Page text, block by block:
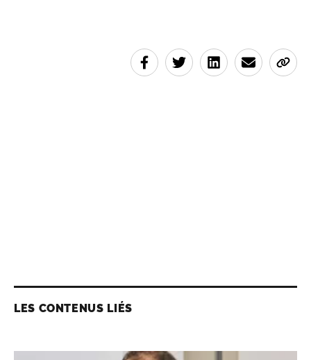
LES CONTENUS LIÉS